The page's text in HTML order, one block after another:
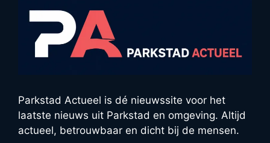
Parkstad Actueel is dé nieuwssite voor het
laatste nieuws uit Parkstad en omgeving. Altijd
actueel, betrouwbaar en dicht bij de mensen.